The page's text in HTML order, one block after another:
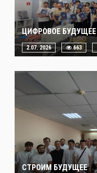
ЦИФРОВОЕ БУДУЩЕЕ
2.07. 2026 663
СТРОИМ БУДУЩЕЕ